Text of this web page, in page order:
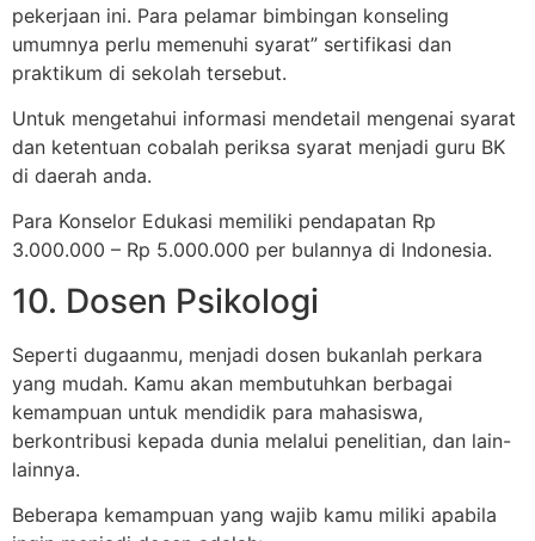
pekerjaan ini. Para pelamar bimbingan konseling
umumnya perlu memenuhi syarat” sertifikasi dan
praktikum di sekolah tersebut.
Untuk mengetahui informasi mendetail mengenai syarat
dan ketentuan cobalah periksa syarat menjadi guru BK
di daerah anda.
Para Konselor Edukasi memiliki pendapatan Rp
3.000.000 – Rp 5.000.000 per bulannya di Indonesia.
10. Dosen Psikologi
Seperti dugaanmu, menjadi dosen bukanlah perkara
yang mudah. Kamu akan membutuhkan berbagai
kemampuan untuk mendidik para mahasiswa,
berkontribusi kepada dunia melalui penelitian, dan lain-
lainnya.
Beberapa kemampuan yang wajib kamu miliki apabila